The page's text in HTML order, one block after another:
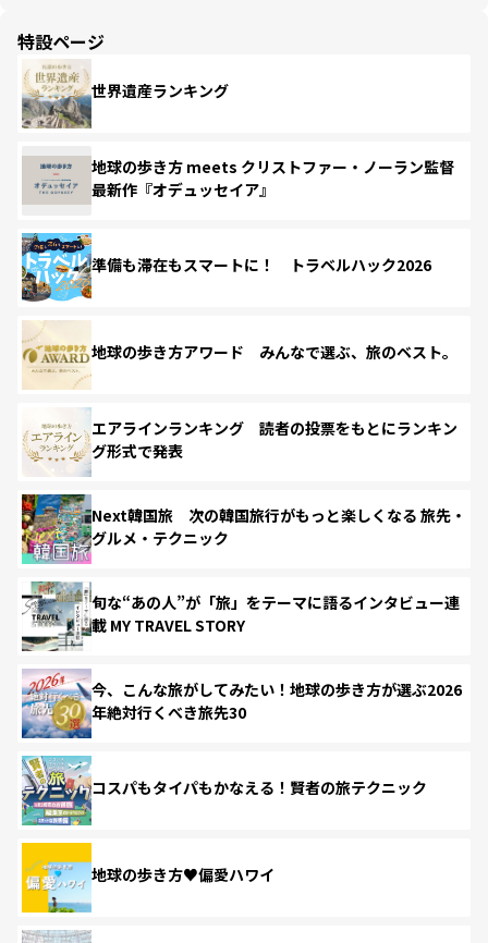
特設ページ
世界遺産ランキング
地球の歩き方 meets クリストファー・ノーラン監督
最新作『オデュッセイア』
準備も滞在もスマートに！ トラベルハック2026
地球の歩き方アワード みんなで選ぶ、旅のベスト。
エアラインランキング 読者の投票をもとにランキン
グ形式で発表
Next韓国旅 次の韓国旅行がもっと楽しくなる 旅先・
グルメ・テクニック
旬な“あの人”が「旅」をテーマに語るインタビュー連
載 MY TRAVEL STORY
今、こんな旅がしてみたい！地球の歩き方が選ぶ2026
年絶対行くべき旅先30
コスパもタイパもかなえる！賢者の旅テクニック
地球の歩き方♥偏愛ハワイ